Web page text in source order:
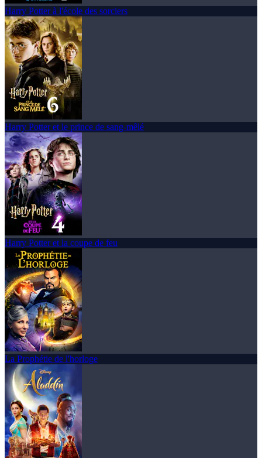
Harry Potter à l'école des sorciers
Harry Potter et le prince de sang-mêlé
Harry Potter et la coupe de feu
La Prophétie de l'horloge